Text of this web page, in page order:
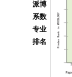
派博
系数
专业
排名